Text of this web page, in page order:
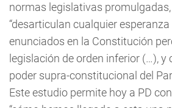
normas legislativas
“desarticulan cualquier
enunciados en la Constitución
legislación de orden inferior (…), y
poder supra-constitucional del
Este estudio permite hoy a PD